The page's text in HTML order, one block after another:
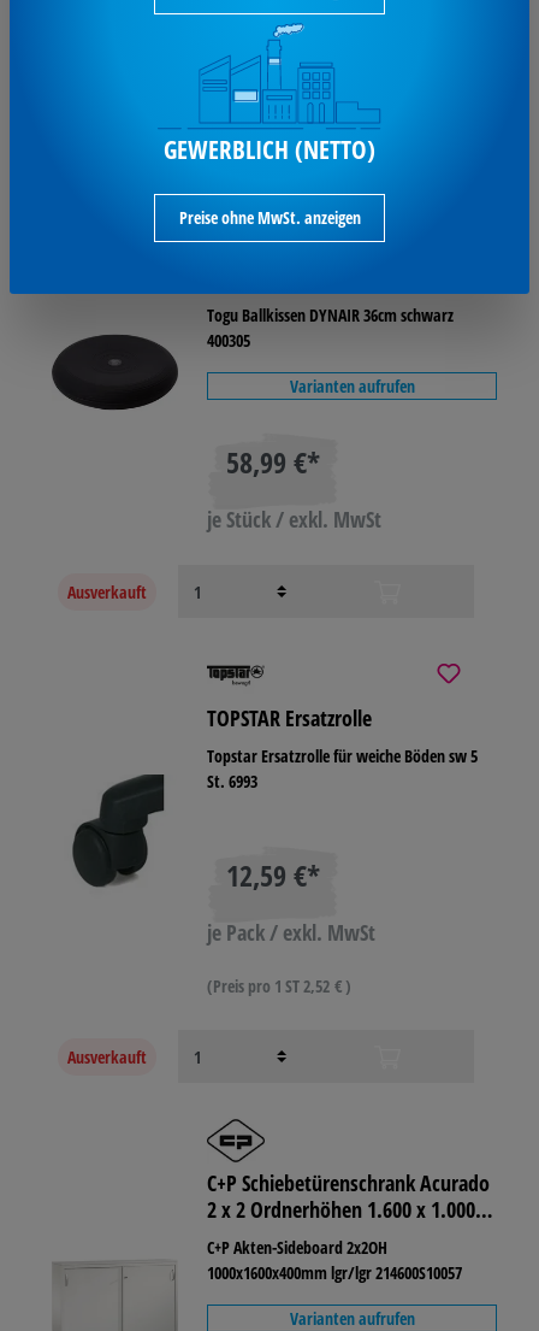
je Stück / exkl. MwSt
TOGU Sitzkissen Dynair®
Togu Ballkissen DYNAIR 36cm schwarz
400305
Varianten aufrufen
58,99 €*
je Stück / exkl. MwSt
Ausverkauft
TOPSTAR Ersatzrolle
Topstar Ersatzrolle für weiche Böden sw 5
St. 6993
12,59 €*
je Pack / exkl. MwSt
(Preis pro 1 ST 2,52 € )
Ausverkauft
C+P Schiebetürenschrank Acurado
2 x 2 Ordnerhöhen 1.600 x 1.000 x
400 mm (B x H x T)
C+P Akten-Sideboard 2x2OH
1000x1600x400mm lgr/lgr 214600S10057
Varianten aufrufen
GEWERBLICH (NETTO)
Preise ohne MwSt. anzeigen